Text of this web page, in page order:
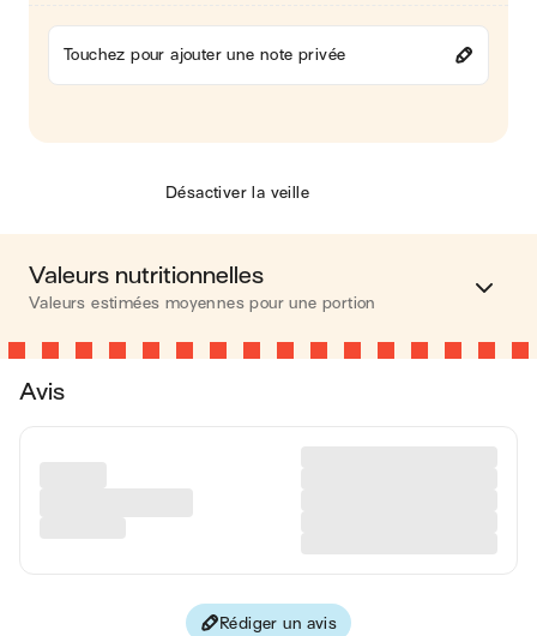
Touchez pour ajouter une note privée
Désactiver la veille
Valeurs nutritionnelles
Valeurs estimées moyennes pour une portion
Calories 374 kcal
Avis
Rédiger un avis